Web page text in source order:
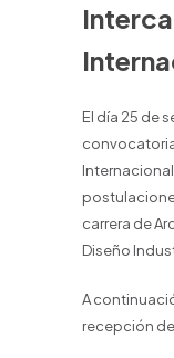
El día 25 de
carrera de
Diseño
A
recepción